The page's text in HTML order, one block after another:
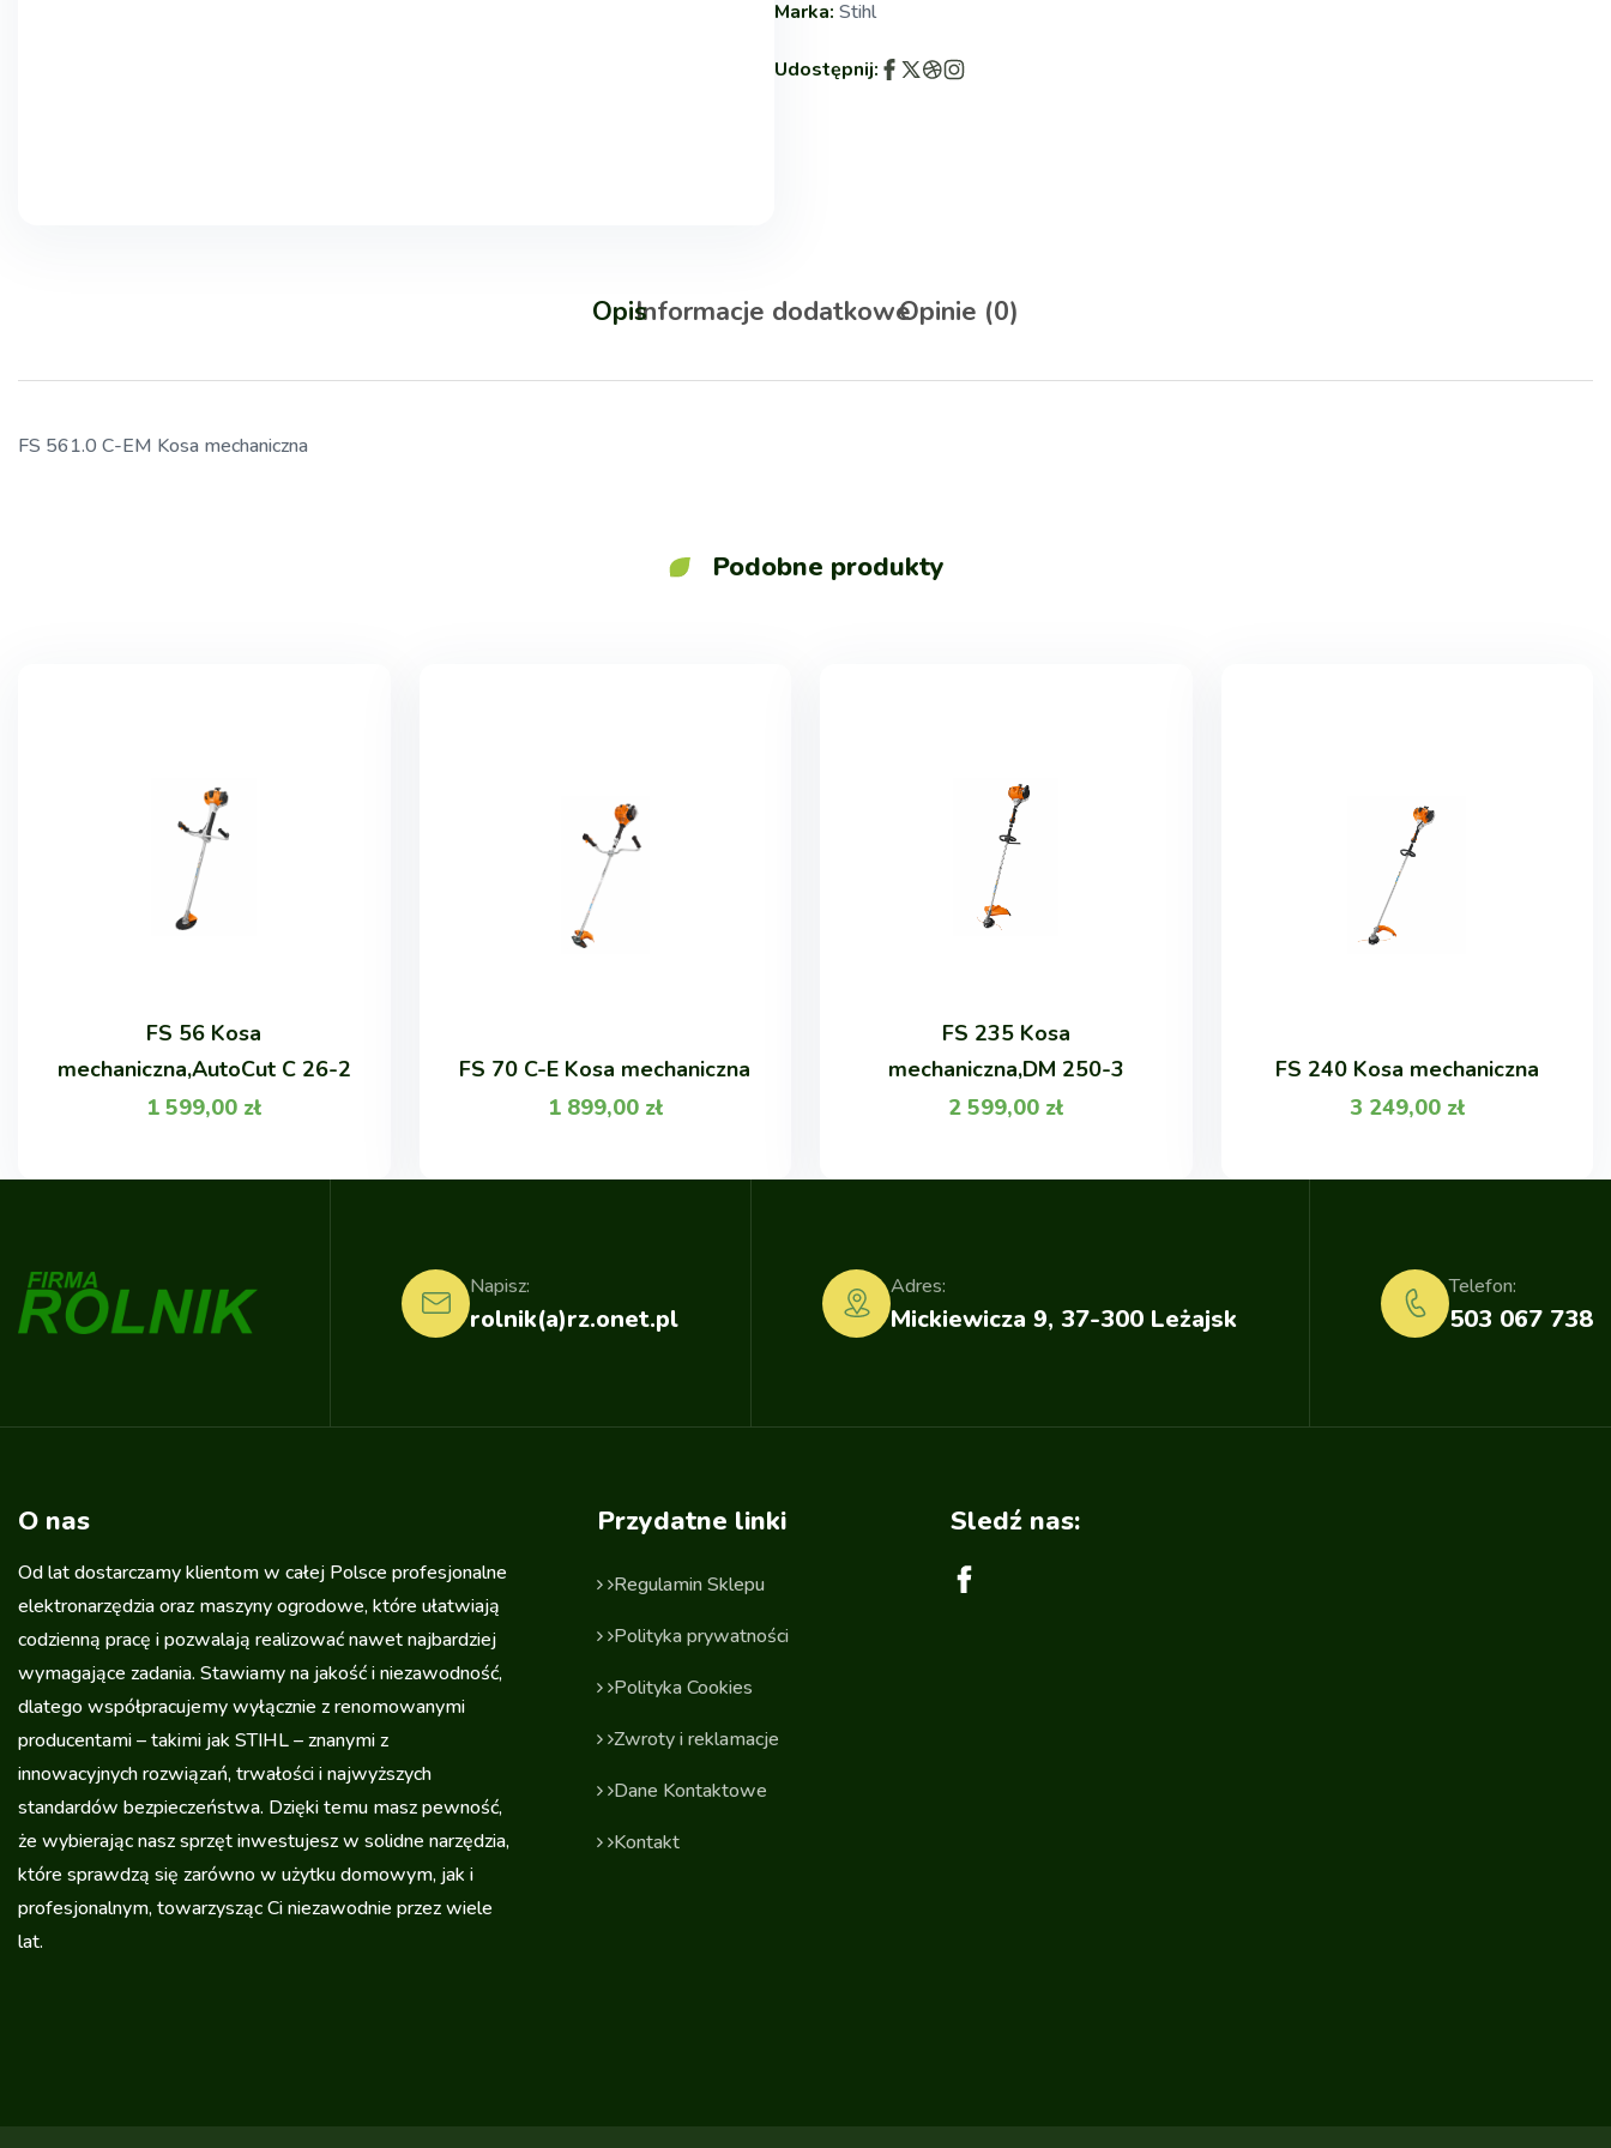
Marka: Stihl
Udostępnij:
OpisInformacje dodatkoweOpinie (0)
FS 561.0 C-EM Kosa mechaniczna
Podobne produkty
FS 56 Kosa
mechaniczna,AutoCut C 26-2
1 599,00 zł
FS 70 C-E Kosa mechaniczna
1 899,00 zł
FS 235 Kosa
mechaniczna,DM 250-3
2 599,00 zł
FS 240 Kosa mechaniczna
3 249,00 zł
rolnik(a)rz.onet.pl
Napisz:
Mickiewicza 9, 37-300 Leżajsk
Adres:
503 067 738
Telefon:
O nas
Od lat dostarczamy klientom w całej Polsce profesjonalne
elektronarzędzia oraz maszyny ogrodowe, które ułatwiają
codzienną pracę i pozwalają realizować nawet najbardziej
wymagające zadania. Stawiamy na jakość i niezawodność,
dlatego współpracujemy wyłącznie z renomowanymi
producentami – takimi jak STIHL – znanymi z
innowacyjnych rozwiązań, trwałości i najwyższych
standardów bezpieczeństwa. Dzięki temu masz pewność,
że wybierając nasz sprzęt inwestujesz w solidne narzędzia,
które sprawdzą się zarówno w użytku domowym, jak i
profesjonalnym, towarzysząc Ci niezawodnie przez wiele
lat.
Przydatne linki
Regulamin Sklepu
Polityka prywatności
Polityka Cookies
Zwroty i reklamacje
Dane Kontaktowe
Kontakt
Sledź nas: